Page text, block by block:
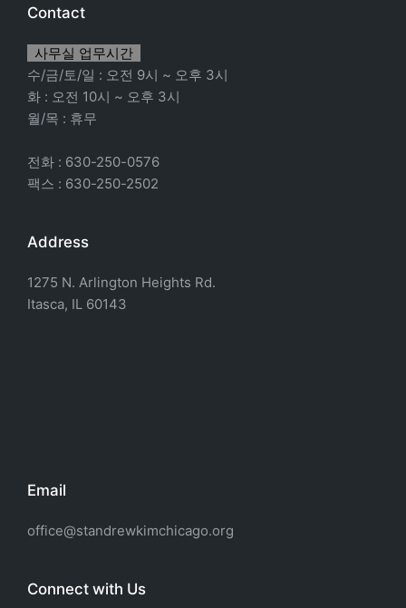
Contact
사무실 업무시간
수/금/토/일 : 오전 9시 ~ 오후 3시
화 : 오전 10시 ~ 오후 3시
월/목 : 휴무
전화 : 630-250-0576
팩스 : 630-250-2502
Address
1275 N. Arlington Heights Rd.
Itasca, IL 60143
Email
office@standrewkimchicago.org
Connect with Us